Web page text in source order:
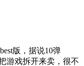
版，据说10弹
游戏拆开来卖，很不